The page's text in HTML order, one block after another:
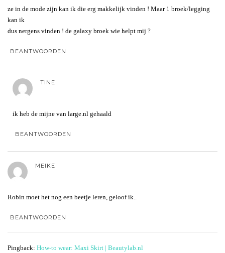
ze in de mode zijn kan ik die erg makkelijk vinden ! Maar 1 broek/legging
kan ik
dus nergens vinden ! de galaxy broek wie helpt mij ?
BEANTWOORDEN
TINE
ik heb de mijne van large.nl gehaald
BEANTWOORDEN
MEIKE
Robin moet het nog een beetje leren, geloof ik..
BEANTWOORDEN
Pingback: How-to wear: Maxi Skirt | Beautylab.nl